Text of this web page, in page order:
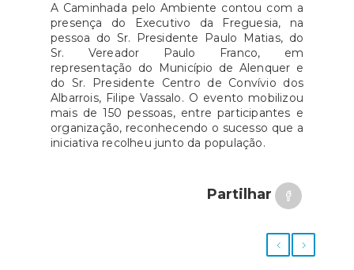
A Caminhada pelo Ambiente contou com a
presença do Executivo da Freguesia, na
pessoa do Sr. Presidente Paulo Matias, do
Sr. Vereador Paulo Franco, em
representação do Município de Alenquer e
do Sr. Presidente Centro de Convívio dos
Albarrois, Filipe Vassalo. O evento mobilizou
mais de 150 pessoas, entre participantes e
organização, reconhecendo o sucesso que a
iniciativa recolheu junto da população.
Partilhar